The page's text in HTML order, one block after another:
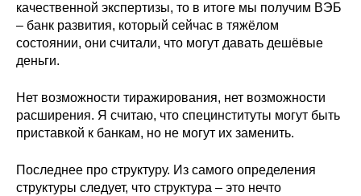
качественной экспертизы, то в итоге мы получим ВЭБ
– банк развития, который сейчас в тяжёлом
состоянии, они считали, что могут давать дешёвые
деньги.
Нет возможности тиражирования, нет возможности
расширения. Я считаю, что специнституты могут быть
приставкой к банкам, но не могут их заменить.
Последнее про структуру. Из самого определения
структуры следует, что структура – это нечто